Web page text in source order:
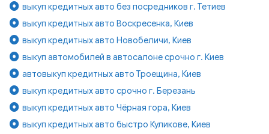
выкуп кредитных авто без посредников г. Тетиев
выкуп кредитных авто Воскресенка, Киев
выкуп кредитных авто Новобеличи, Киев
выкуп автомобилей в автосалоне срочно г. Киев
автовыкуп кредитных авто Троещина, Киев
выкуп кредитных авто срочно г. Березань
выкуп кредитных авто Чёрная гора, Киев
выкуп кредитных авто быстро Куликове, Киев